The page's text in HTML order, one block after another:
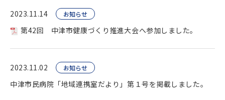
2023.11.14 お知らせ
第42回 中津市健康づくり推進大会へ参加しました。
2023.11.02 お知らせ
中津市民病院「地域連携室だより」第１号を掲載しました。